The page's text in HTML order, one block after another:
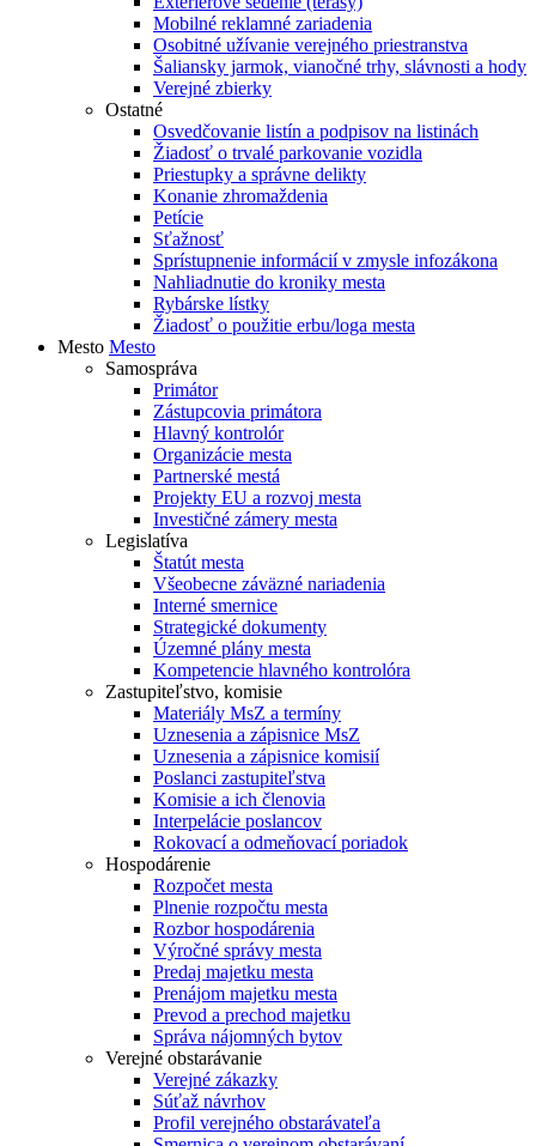
Mobilné reklamné zariadenia
Osobitné užívanie verejného priestranstva
Šaliansky jarmok, vianočné trhy, slávnosti a hody
Verejné zbierky
Ostatné
Osvedčovanie listín a podpisov na listinách
Žiadosť o trvalé parkovanie vozidla
Priestupky a správne delikty
Konanie zhromaždenia
Petície
Sťažnosť
Sprístupnenie informácií v zmysle infozákona
Nahliadnutie do kroniky mesta
Rybárske lístky
Žiadosť o použitie erbu/loga mesta
Mesto Mesto
Samospráva
Primátor
Zástupcovia primátora
Hlavný kontrolór
Organizácie mesta
Partnerské mestá
Projekty EU a rozvoj mesta
Investičné zámery mesta
Legislatíva
Štatút mesta
Všeobecne záväzné nariadenia
Interné smernice
Strategické dokumenty
Územné plány mesta
Kompetencie hlavného kontrolóra
Zastupiteľstvo, komisie
Materiály MsZ a termíny
Uznesenia a zápisnice MsZ
Uznesenia a zápisnice komisií
Poslanci zastupiteľstva
Komisie a ich členovia
Interpelácie poslancov
Rokovací a odmeňovací poriadok
Hospodárenie
Rozpočet mesta
Plnenie rozpočtu mesta
Rozbor hospodárenia
Výročné správy mesta
Predaj majetku mesta
Prenájom majetku mesta
Prevod a prechod majetku
Správa nájomných bytov
Verejné obstarávanie
Verejné zákazky
Súťaž návrhov
Profil verejného obstarávateľa